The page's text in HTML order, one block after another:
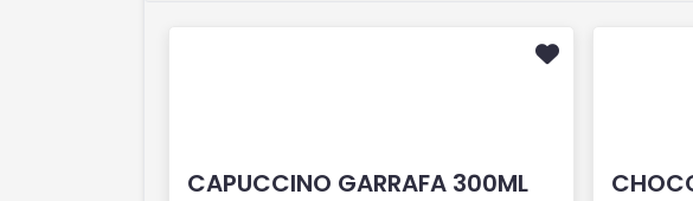
CAPUCCINO GARRAFA 300ML